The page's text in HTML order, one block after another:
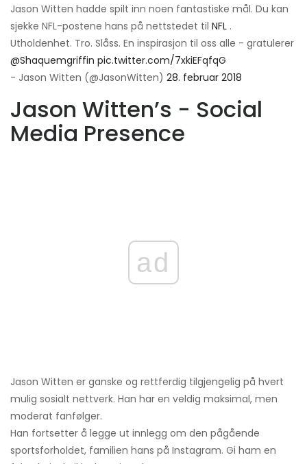
Jason Witten hadde spilt inn noen fantastiske mål. Du kan
sjekke NFL-postene hans på nettstedet til NFL .
Utholdenhet. Tro. Slåss. En inspirasjon til oss alle - gratulerer
@Shaquemgriffin pic.twitter.com/7xkiEFqfqG
- Jason Witten (@JasonWitten) 28. februar 2018
Jason Witten’s - Social
Media Presence
ad
Jason Witten er ganske og rettferdig tilgjengelig på hvert
mulig sosialt nettverk. Han har en veldig maksimal, men
moderat fanfølger.
Han fortsetter å legge ut innlegg om den pågående
sportsforholdet, familien hans på Instagram. Gi ham en